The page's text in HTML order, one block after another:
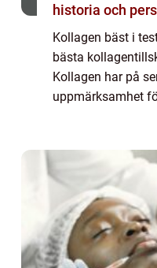
historia och
Kollagen bäst i
bästa
Kollagen har på
uppmärksamhet